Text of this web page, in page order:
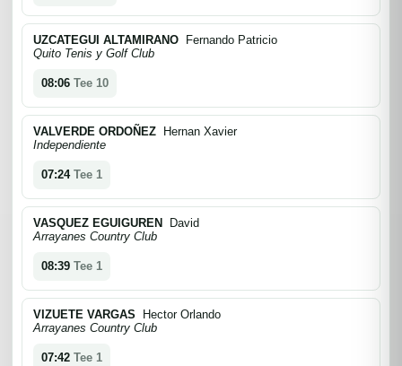
UZCATEGUI ALTAMIRANO Fernando Patricio
Quito Tenis y Golf Club
08:06 Tee 10
VALVERDE ORDOÑEZ Hernan Xavier
Independiente
07:24 Tee 1
VASQUEZ EGUIGUREN
David
Arrayanes Country Club
08:39 Tee 1
VIZUETE VARGAS Hector Orlando
Arrayanes Country Club
07:42 Tee 1